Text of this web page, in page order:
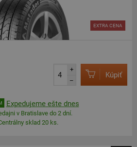
EXTRA CENA
+
–
Kúpiť
Expedujeme ešte dnes
v Bratislave do 2 dní.
sklad 20 ks.